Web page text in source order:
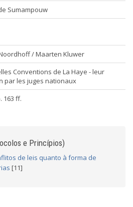
Sumampouw
/ Maarten Kluwer
Conventions de La Haye - leur
par les juges nationaux
163 ff.
e Princípios)
de leis quanto à forma de
[11]